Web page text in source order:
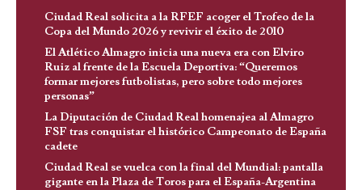
Ciudad Real solicita a la RFEF acoger el Trofeo de la
Copa del Mundo 2026 y revivir el éxito de 2010
El Atlético Almagro inicia una nueva era con Elviro
Ruiz al frente de la Escuela Deportiva: “Queremos
formar mejores futbolistas, pero sobre todo mejores
personas”
La Diputación de Ciudad Real homenajea al Almagro
FSF tras conquistar el histórico Campeonato de España
cadete
Ciudad Real se vuelca con la final del Mundial: pantalla
gigante en la Plaza de Toros para el España-Argentina